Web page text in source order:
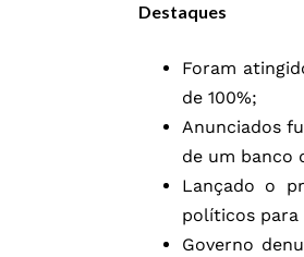
Destaques
Foram
de 100%;
Anunciados
de um banco
Lançado o
políticos para
Governo